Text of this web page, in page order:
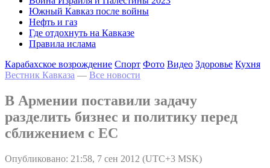
Южный Кавказ после войны
Нефть и газ
Где отдохнуть на Кавказе
Правила ислама
Карабахское возрождение Спорт Фото Видео Здоровье Кухня
Вестник Кавказа — Все новости
В Армении поставили задачу
разделить бизнес и политику перед
сближением с ЕС
Опубликовано: 21:58, 7 сен 2012 (UTC+3 MSK)